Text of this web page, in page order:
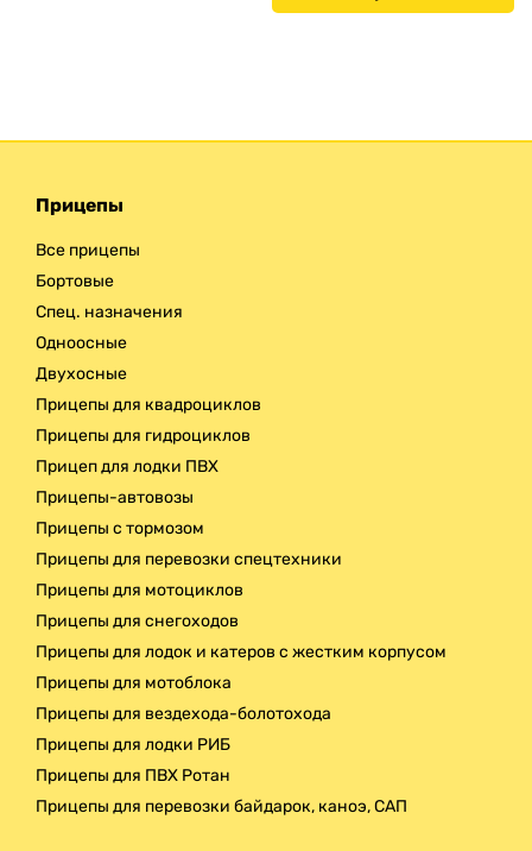
Прицепы
Все прицепы
Бортовые
Спец. назначения
Одноосные
Двухосные
Прицепы для квадроциклов
Прицепы для гидроциклов
Прицеп для лодки ПВХ
Прицепы-автовозы
Прицепы с тормозом
Прицепы для перевозки спецтехники
Прицепы для мотоциклов
Прицепы для снегоходов
Прицепы для лодок и катеров с жестким корпусом
Прицепы для мотоблока
Прицепы для вездехода-болотохода
Прицепы для лодки РИБ
Прицепы для ПВХ Ротан
Прицепы для перевозки байдарок, каноэ, САП